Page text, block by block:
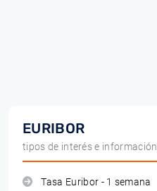
EURIBOR
tipos de interés e información
Tasa Euribor - 1 semana